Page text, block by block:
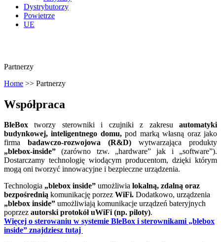
Dystrybutorzy
Powietrze
UE
Partnerzy
Home >> Partnerzy
Współpraca
BleBox tworzy sterowniki i czujniki z zakresu automatyki
budynkowej, inteligentnego domu,pod marką własną oraz jako
firma badawczo-rozwojowa (R&D) wytwarzająca produkty
„blebox-inside” (zarówno tzw. „hardware” jak i „software”).
Dostarczamy technologię wiodącym producentom, dzięki którym
mogą oni tworzyć innowacyjne i bezpieczne urządzenia.
Technologia „blebox inside” umożliwia lokalną, zdalną oraz
bezpośrednią komunikację porzez WiFi. Dodatkowo, urządzenia
„blebox inside” umożliwiają komunikacje urządzeń bateryjnych
poprzez autorski protokół uWiFi (np. piloty).
Więcej o sterowaniu w systemie BleBox i sterownikami „blebox
inside” znajdziesz tutaj